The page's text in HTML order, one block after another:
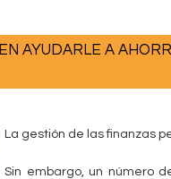
AYUDARLE A
La gestión de las finanzas
Sin embargo, un número